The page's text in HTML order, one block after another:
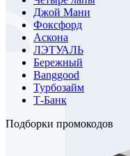
Джой Мани
Фоксфорд
Аскона
ЛЭТУАЛЬ
Бережный
Banggood
Турбозайм
Т-Банк
Подборки промокодов